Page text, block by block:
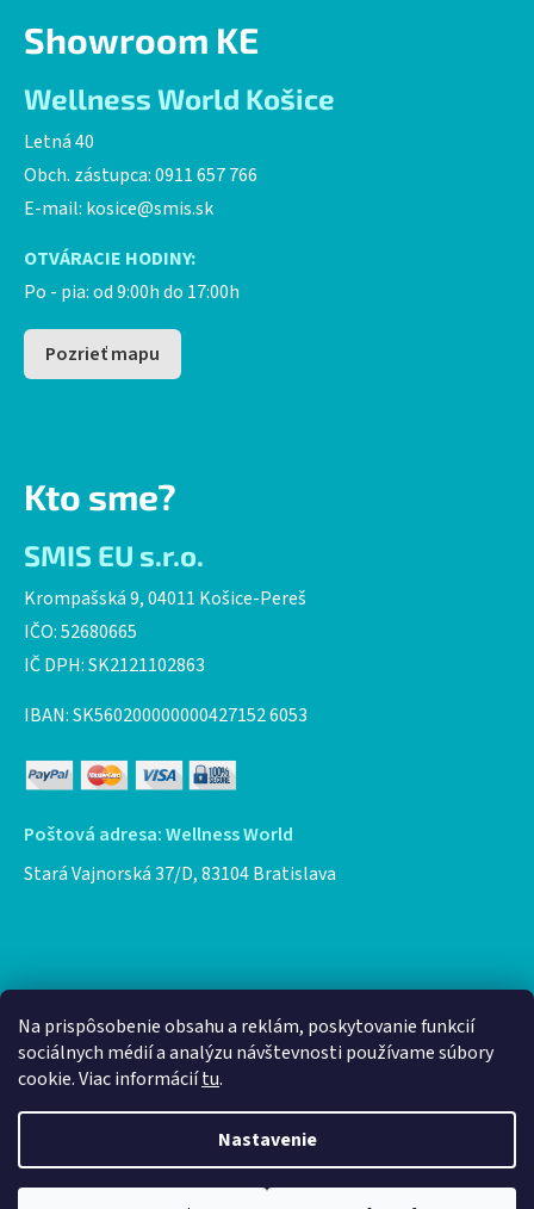
Na prispôsobenie obsahu a reklám, poskytovanie funkcií
sociálnych médií a analýzu návštevnosti používame súbory
cookie. Viac informáciítu.
Nastavenie
Showroom KE
Wellness World Košice
Letná 40
Obch. zástupca: 0911 657 766
E-mail: kosice@smis.sk
OTVÁRACIE HODINY:
Po - pia: od 9:00h do 17:00h
Pozrieť mapu
Kto sme?
SMIS EU s.r.o.
Krompašská 9, 04011 Košice-Pereš
IČO: 52680665
IČ DPH: SK2121102863
IBAN: SK560200000000427152 6053
Poštová adresa: Wellness World
Stará Vajnorská 37/D, 83104 Bratislava
Vytvoril Shoptet